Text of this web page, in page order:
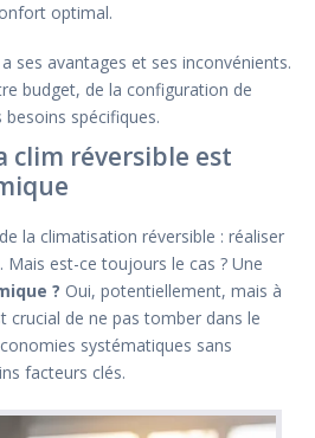
optimal.
ses avantages et ses inconvénients.
budget, de la configuration de
spécifiques.
clim réversible est
la climatisation réversible : réaliser
Mais est-ce toujours le cas ? Une
? Oui, potentiellement, mais à
crucial de ne pas tomber dans le
systématiques sans
facteurs clés.